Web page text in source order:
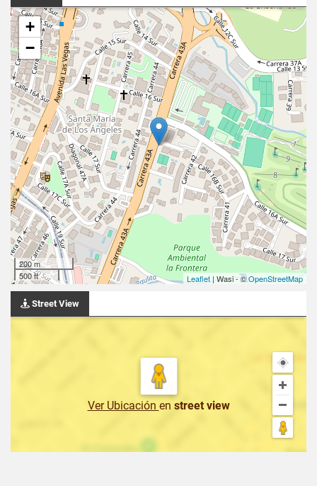
+
−
200 m
500 ft
Leaflet | Wasi - ©OpenStreetMap
Street View
Ver Ubicación en street view